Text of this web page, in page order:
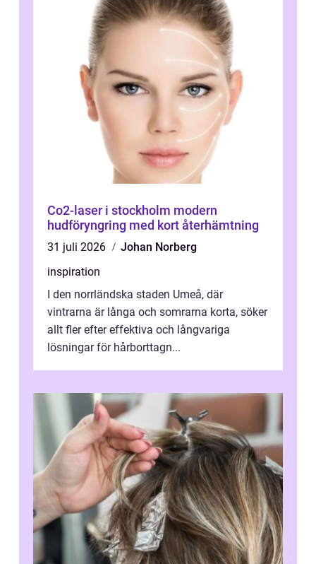
Co2-laser i stockholm modern
hudföryngring med kort återhämtning
31 juli 2026
Johan Norberg
inspiration
I den norrländska staden Umeå, där
vintrarna är långa och somrarna korta, söker
allt fler efter effektiva och långvariga
lösningar för hårborttagn...